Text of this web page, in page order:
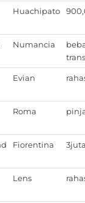
Huachipato
Numancia
Evian
Roma
Fiorentina
Lens